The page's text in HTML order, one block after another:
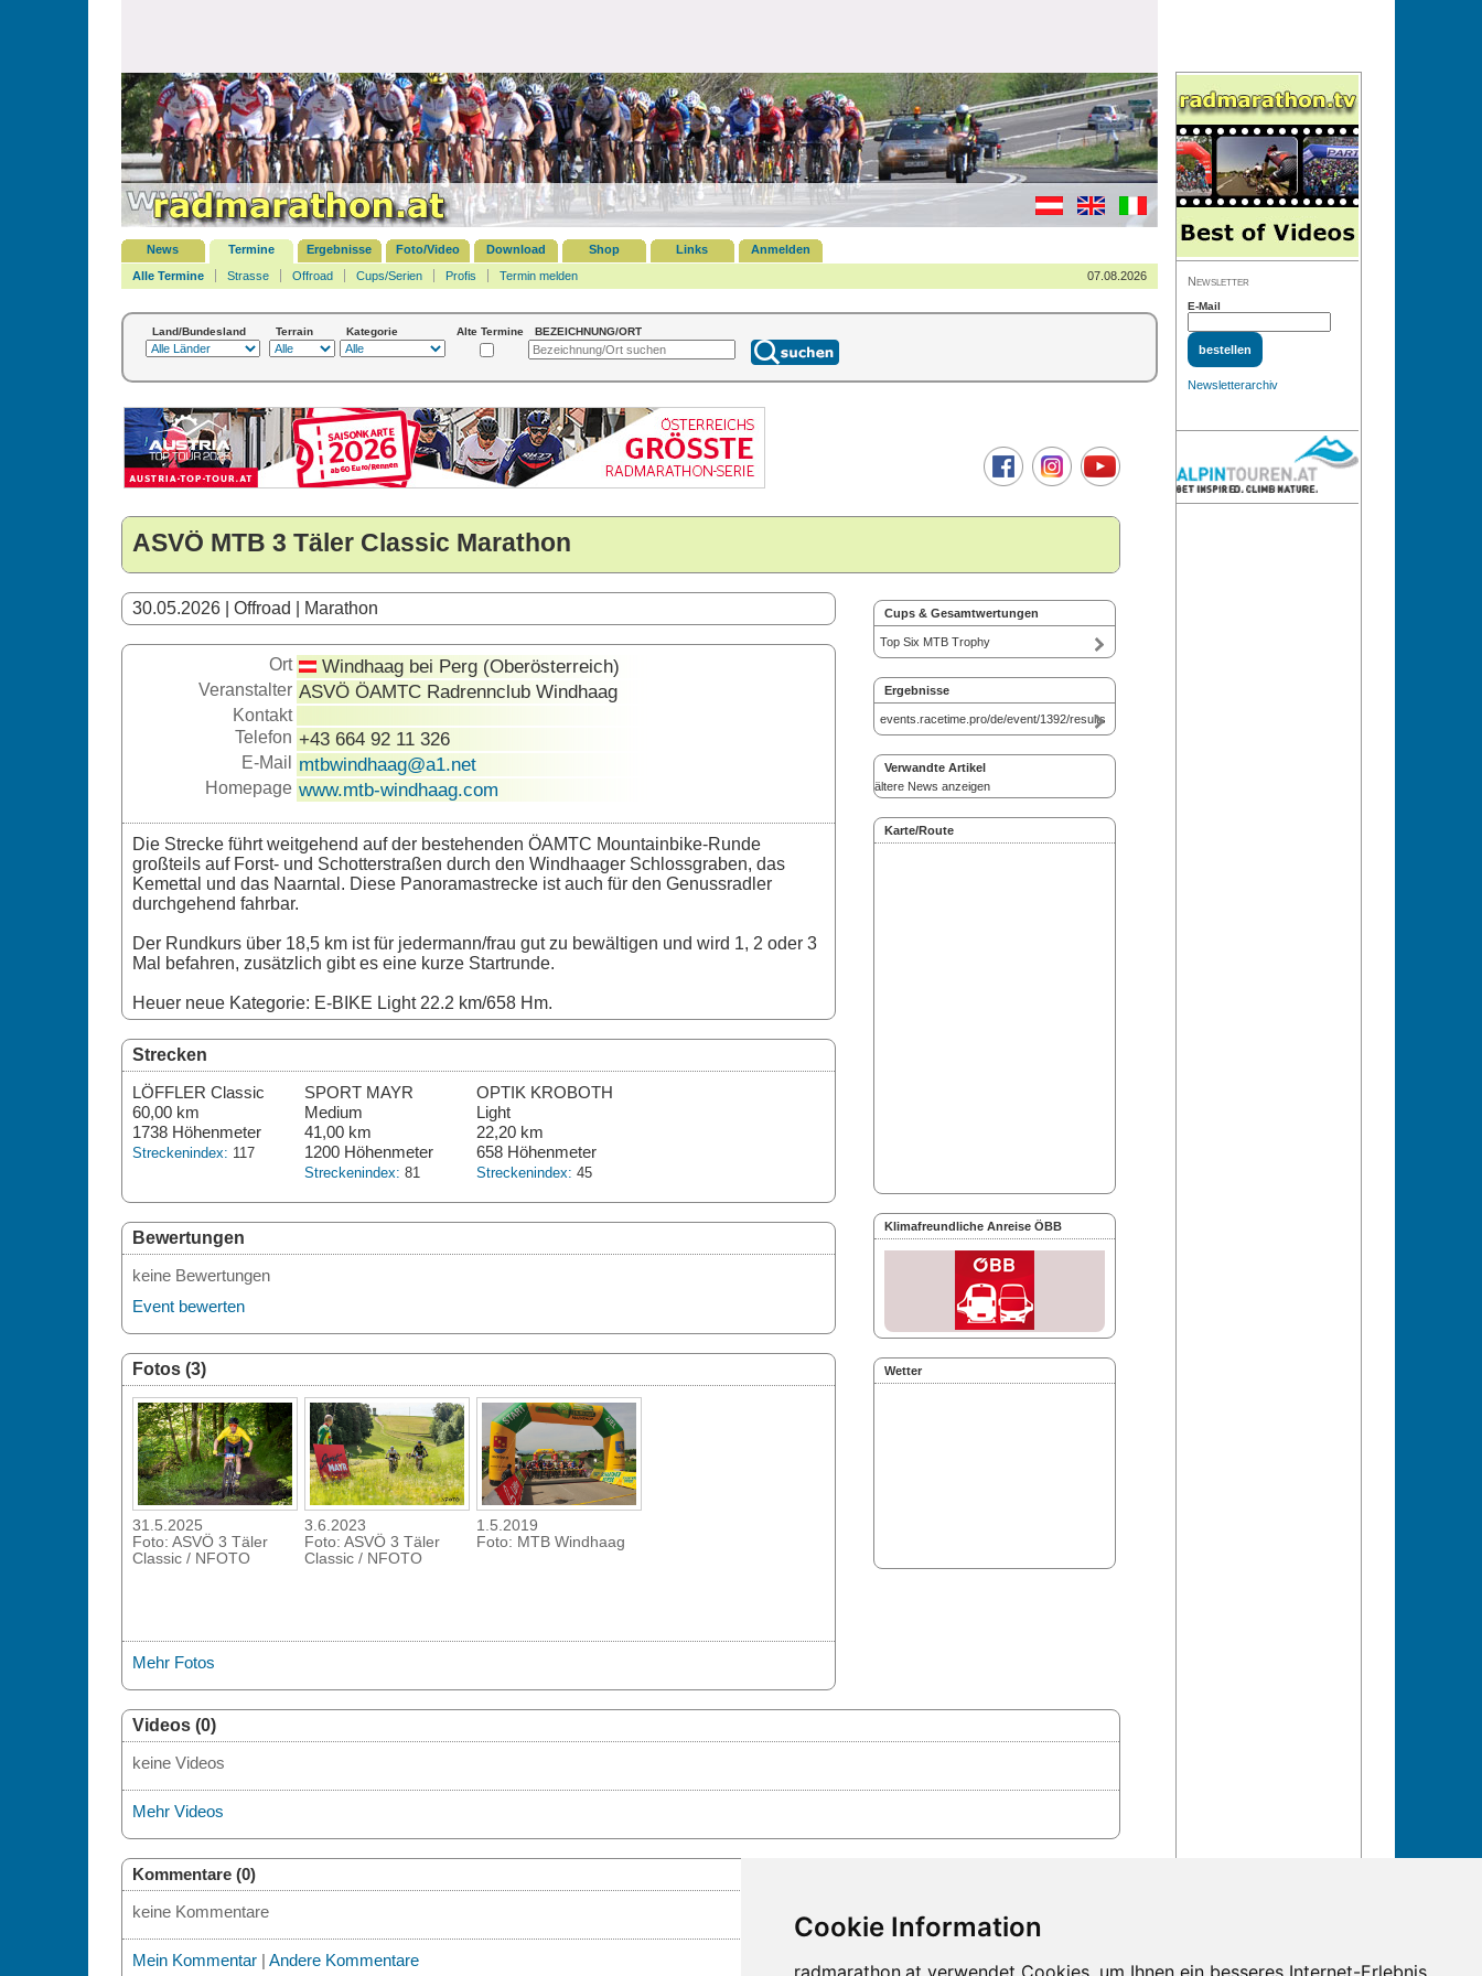
News Termine Ergebnisse Foto/Video Download Shop Links
Anmelden
Alle Termine
Strasse Offroad Cups/Serien Profis Termin melden 07.08.2026
Land/Bundesland Terrain Kategorie Alte Termine BEZEICHNUNG/ORT
ASVÖ MTB 3 Täler Classic Marathon
Cups & Gesamtwertungen
Top Six MTB Trophy
Ergebnisse
events.racetime.pro/de/event/1392/results
Verwandte Artikel
ältere News anzeigen
Karte/Route
Klimafreundliche Anreise ÖBB
Wetter
30.05.2026 | Offroad | Marathon
Ort Windhaag bei Perg (Oberösterreich)
Veranstalter ASVÖ ÖAMTC Radrennclub Windhaag
Kontakt
Telefon +43 664 92 11 326
E-Mail mtbwindhaag@a1.net
Homepage www.mtb-windhaag.com
Die Strecke führt weitgehend auf der bestehenden ÖAMTC Mountainbike-Runde
großteils auf Forst- und Schotterstraßen durch den Windhaager Schlossgraben, das
Kemettal und das Naarntal. Diese Panoramastrecke ist auch für den Genussradler
durchgehend fahrbar.
Der Rundkurs über 18,5 km ist für jedermann/frau gut zu bewältigen und wird 1, 2 oder 3
Mal befahren, zusätzlich gibt es eine kurze Startrunde.
Heuer neue Kategorie: E-BIKE Light 22.2 km/658 Hm.
Strecken
LÖFFLER Classic
60,00 km
1738 Höhenmeter
Streckenindex: 117
SPORT MAYR
Medium
41,00 km
1200 Höhenmeter
Streckenindex: 81
OPTIK KROBOTH
Light
22,20 km
658 Höhenmeter
Streckenindex: 45
Bewertungen
keine Bewertungen
Event bewerten
Fotos (3)
31.5.2025
Foto: ASVÖ 3 Täler
Classic / NFOTO
3.6.2023
Foto: ASVÖ 3 Täler
Classic / NFOTO
1.5.2019
Foto: MTB Windhaag
Mehr Fotos
Videos (0)
keine Videos
Mehr Videos
Kommentare (0)
keine Kommentare
Mein Kommentar| Andere Kommentare
Newsletter
E-Mail
Newsletterarchiv